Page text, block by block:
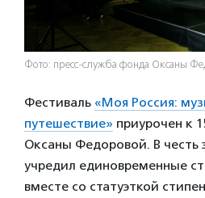
Фото: пресс-служба фонда Оксаны
Фестиваль «Моя Россия:
путешествие» приурочен к
Оксаны Федоровой. В честь
учредил единовременные
вместе со статуэткой